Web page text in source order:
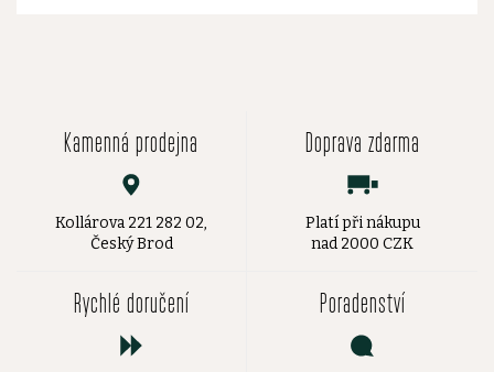
Kamenná prodejna
Kollárova 221 282 02,
Český Brod
Doprava zdarma
Platí při nákupu
nad 2000 CZK
Rychlé doručení Poradenství